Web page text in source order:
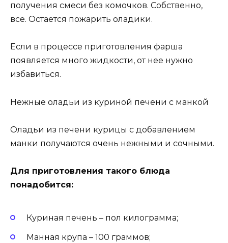
получения смеси без комочков. Собственно,
все. Остается пожарить оладики.
Если в процессе приготовления фарша
появляется много жидкости, от нее нужно
избавиться.
Нежные оладьи из куриной печени с манкой
Оладьи из печени курицы с добавлением
манки получаются очень нежными и сочными.
Для приготовления такого блюда
понадобится:
Куриная печень – пол килограмма;
Манная крупа – 100 граммов;